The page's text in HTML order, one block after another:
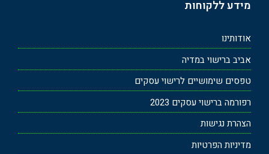
מידע ללקוחות
אודותינו
אביב ברישוי במדיה
טפסים שימושיים לרישוי עסקים
רפורמה ברישוי עסקים 2023
הצהרת נגישות
מדיניות הפרטיות